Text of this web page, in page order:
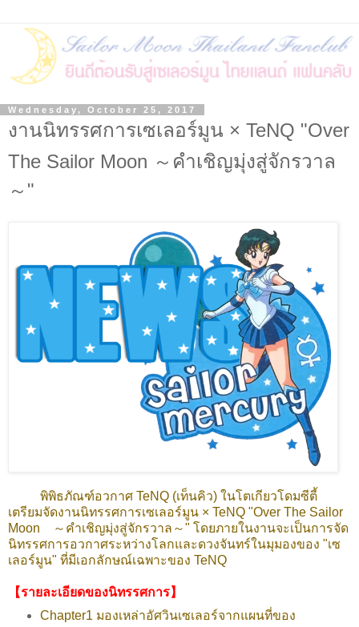
Wednesday, October 25, 2017
งานนิทรรศการเซเลอร์มูน × TeNQ "Over
The Sailor Moon ～คำเชิญมุ่งสู่จักรวาล
～"
พิพิธภัณฑ์อวกาศ TeNQ (เท็นคิว) ในโตเกียวโดมซีตี้
เตรียมจัดงานนิทรรศการเซเลอร์มูน × TeNQ "Over The Sailor
Moon ～คำเชิญมุ่งสู่จักรวาล～" โดยภายในงานจะเป็นการจัด
นิทรรศการอวกาศระหว่างโลกและดวงจันทร์ในมุมองของ "เซ
เลอร์มูน" ที่มีเอกลักษณ์เฉพาะของ TeNQ
【รายละเอียดของนิทรรศการ】
Chapter1 มองเหล่าอัศวินเซเลอร์จากแผนที่ของ